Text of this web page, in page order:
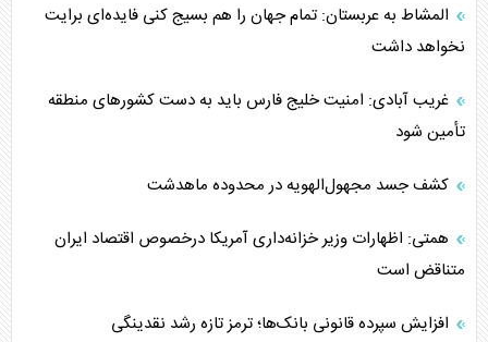
المشاط به عربستان: تمام جهان را هم بسیج کنی فایده‌ای برایت
نخواهد داشت
غریب آبادی: امنیت خلیج فارس باید به دست کشورهای منطقه
تأمین شود
کشف جسد مجهول‌الهویه در محدوده ماهدشت
همتی: اظهارات وزیر خزانه‌داری آمریکا درخصوص اقتصاد ایران
متناقض است
افزایش سپرده قانونی بانک‌ها؛ ترمز تازه رشد نقدینگی